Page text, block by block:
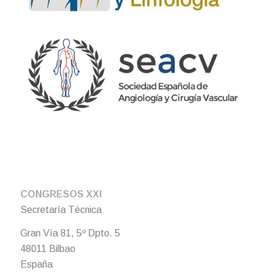
CONGRESOS XXI
Secretaría Técnica
Gran Vía 81, 5º Dpto. 5
48011 Bilbao
España